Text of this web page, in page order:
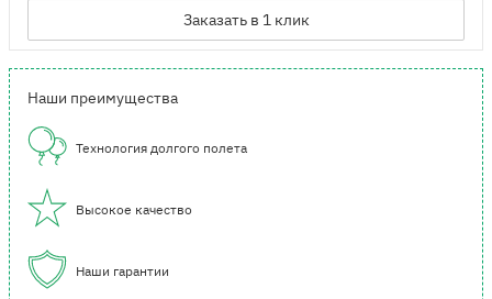
Заказать в 1 клик
Наши преимущества
Технология долгого полета
Высокое качество
Наши гарантии